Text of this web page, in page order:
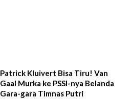
Patrick Kluivert Bisa Tiru! Van
Gaal Murka ke PSSI-nya Belanda
Gara-gara Timnas Putri